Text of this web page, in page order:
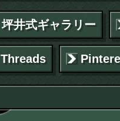
坪井式ギャラリー
Threads